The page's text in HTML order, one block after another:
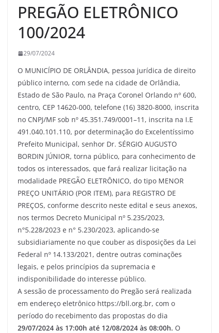
PREGÃO ELETRÔNICO
100/2024
29/07/2024
O MUNICÍPIO DE ORLÂNDIA, pessoa jurídica de direito
público interno, com sede na cidade de Orlândia,
Estado de São Paulo, na Praça Coronel Orlando nº 600,
centro, CEP 14620-000, telefone (16) 3820-8000, inscrita
no CNPJ/MF sob nº 45.351.749/0001–11, inscrita na I.E
491.040.101.110, por determinação do Excelentíssimo
Prefeito Municipal, senhor Dr. SÉRGIO AUGUSTO
BORDIN JÚNIOR, torna público, para conhecimento de
todos os interessados, que fará realizar licitação na
modalidade PREGÃO ELETRÔNICO, do tipo MENOR
PREÇO UNITÁRIO (POR ITEM), para REGISTRO DE
PREÇOS, conforme descrito neste edital e seus anexos,
nos termos Decreto Municipal nº 5.235/2023,
n°5.228/2023 e n° 5.230/2023, aplicando-se
subsidiariamente no que couber as disposições da Lei
Federal nº 14.133/2021, dentre outras cominações
legais, e pelos princípios da supremacia e
indisponibilidade do interesse público.
A sessão de processamento do Pregão será realizada
em endereço eletrônico https://bll.org.br, com o
período do recebimento das propostas do dia
29/07/2024 às 17:00h até 12/08/2024 às 08:00h. O